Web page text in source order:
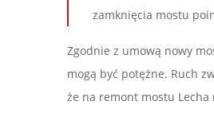
zamknięcia mostu
Zgodnie z umową nowy
mogą być potężne. Ruch
że na remont mostu Lecha